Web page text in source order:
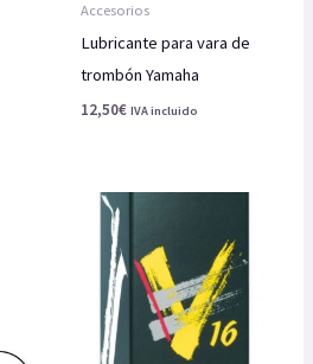
Accesorios
Lubricante para vara de
trombón Yamaha
12,50€ IVA incluido